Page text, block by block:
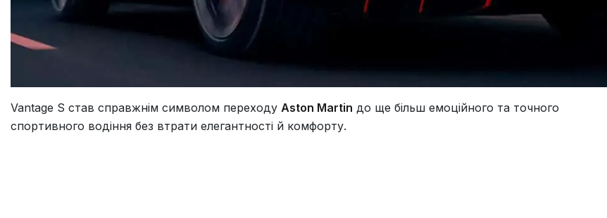
Vantage S став справжнім символом переходу Aston Martin до ще більш емоційного та точного
спортивного водіння без втрати елегантності й комфорту.